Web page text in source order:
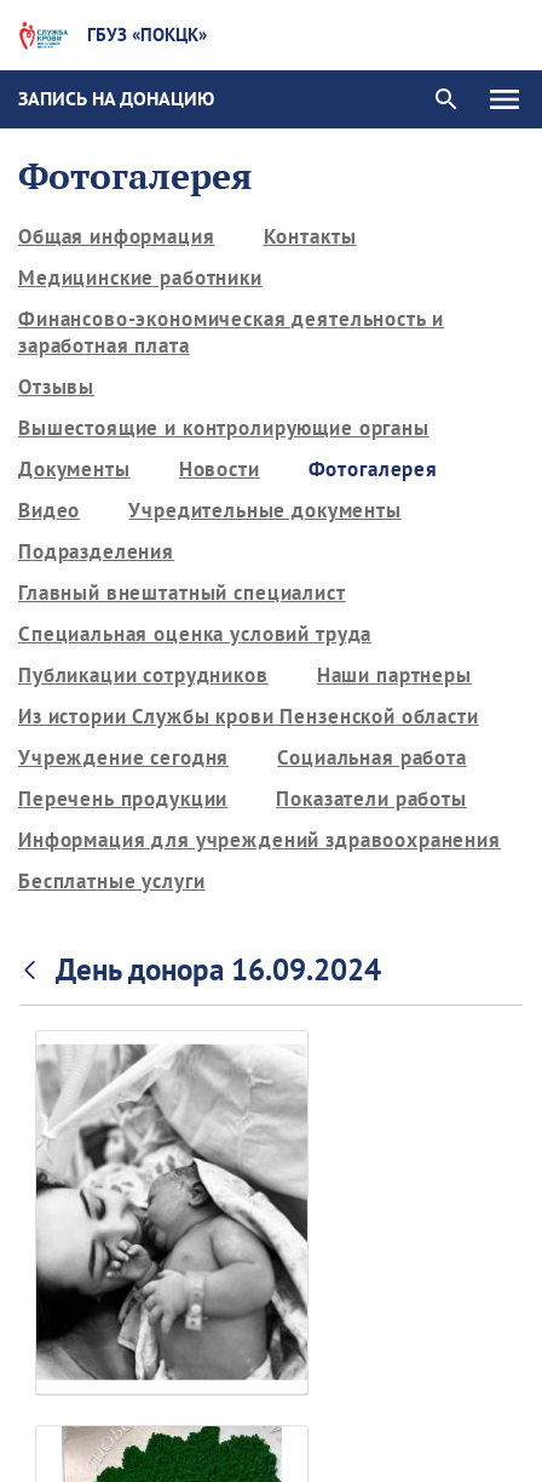
ГБУЗ «ПОКЦК»
ЗАПИСЬ НА ДОНАЦИЮ
Фотогалерея
Общая информация
Контакты
Медицинские работники
Финансово-экономическая деятельность и
заработная плата
Отзывы
Вышестоящие и контролирующие органы
Документы
Новости
Фотогалерея
Видео
Учредительные документы
Подразделения
Главный внештатный специалист
Специальная оценка условий труда
Публикации сотрудников
Наши партнеры
Из истории Службы крови Пензенской области
Учреждение сегодня
Социальная работа
Перечень продукции
Показатели работы
Информация для учреждений здравоохранения
Бесплатные услуги
День донора 16.09.2024